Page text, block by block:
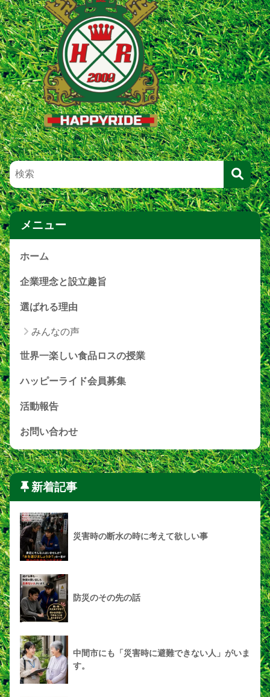
メニュー
ホーム
企業理念と設立趣旨
選ばれる理由
みんなの声
世界一楽しい食品ロスの授業
ハッピーライド会員募集
活動報告
お問い合わせ
新着記事
災害時の断水の時に考えて欲しい事
防災のその先の話
中間市にも「災害時に避難できない人」がいま
す。